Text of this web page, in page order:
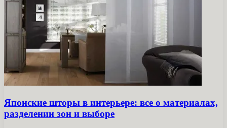
Японские шторы в интерьере: все о материалах,
разделении зон и выборе